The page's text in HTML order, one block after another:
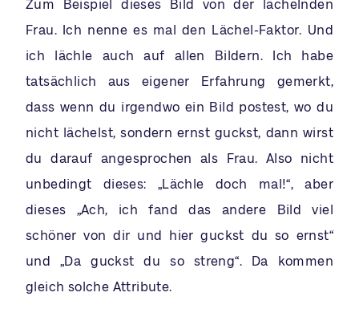
Zum Beispiel dieses Bild von der lächelnden
Frau. Ich nenne es mal den Lächel-Faktor. Und
ich lächle auch auf allen Bildern. Ich habe
tatsächlich aus eigener Erfahrung gemerkt,
dass wenn du irgendwo ein Bild postest, wo du
nicht lächelst, sondern ernst guckst, dann wirst
du darauf angesprochen als Frau. Also nicht
unbedingt dieses: „Lächle doch mal!“, aber
dieses „Ach, ich fand das andere Bild viel
schöner von dir und hier guckst du so ernst“
und „Da guckst du so streng“. Da kommen
gleich solche Attribute.